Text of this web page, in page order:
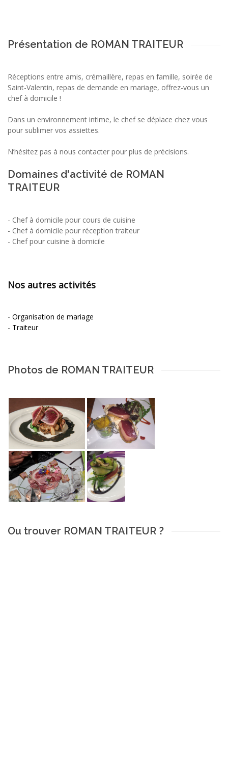
Présentation de ROMAN TRAITEUR
Réceptions entre amis, crémaillère, repas en famille, soirée de
Saint-Valentin, repas de demande en mariage, offrez-vous un
chef à domicile !
Dans un environnement intime, le chef se déplace chez vous
pour sublimer vos assiettes.
N’hésitez pas à nous contacter pour plus de précisions.
Domaines d'activité de ROMAN
TRAITEUR
- Chef à domicile pour cours de cuisine
- Chef à domicile pour réception traiteur
- Chef pour cuisine à domicile
Nos autres activités
- Organisation de mariage
- Traiteur
Photos de ROMAN TRAITEUR
Ou trouver ROMAN TRAITEUR ?